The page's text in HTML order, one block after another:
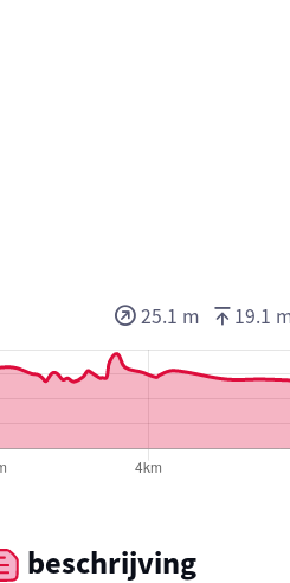
25.1 m 19.1
beschrijving